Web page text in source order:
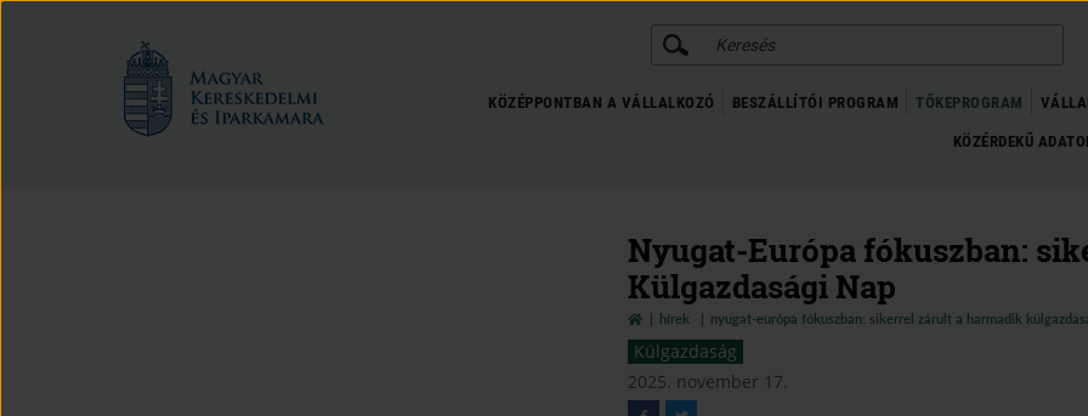
Magyar
Kereskedelmi
és
Iparkamara
KERESÉS
KÖZÉPPONTBAN A VÁLLALKOZÓ BESZÁLLÍTÓI PROGRAM TŐKEPROGRAM
KÖZÉRDEKŰ
Nyugat-Európa fókuszban:
Külgazdasági Nap
hírek nyugat-európa fókuszban: sikerrel zárult a harmadik
Külgazdaság
2025. november 17.